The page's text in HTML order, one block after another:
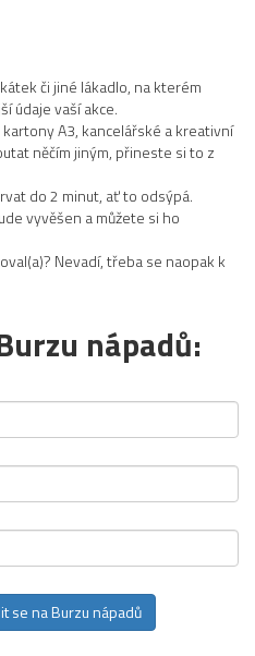
či jiné lákadlo, na kterém
údaje vaší akce.
A3, kancelářské a kreativní
něčím jiným, přineste si to z
do 2 minut, ať to odsýpá.
vyvěšen a můžete si ho
Nevadí, třeba se naopak k
nápadů: